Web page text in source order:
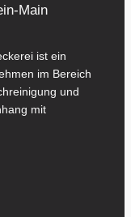
Main
ist ein
im Bereich
und
mit